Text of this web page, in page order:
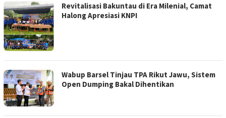
Revitalisasi Bakuntau di Era Milenial, Camat
Halong Apresiasi KNPI
Wabup Barsel Tinjau TPA Rikut Jawu, Sistem
Open Dumping Bakal Dihentikan